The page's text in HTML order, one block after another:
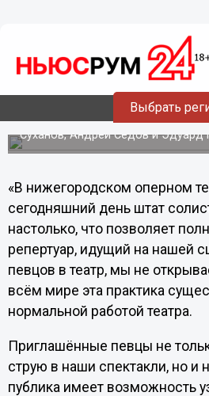
Выбрать
Деятели искусств
премьеру «Аиды» в
оперном театре
Своим мнением о премьере
Суханов, Андрей Седов и Эдуард
«В нижегородском оперном
сегодняшний день штат
настолько, что позволяет
репертуар, идущий на нашей
певцов в театр, мы не
всём мире эта практика
нормальной работой театра.
Приглашённые певцы не
струю в наши спектакли, но и
публика имеет возможность